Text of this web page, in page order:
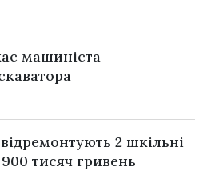
машиніста
2 шкільні
тисяч гривень